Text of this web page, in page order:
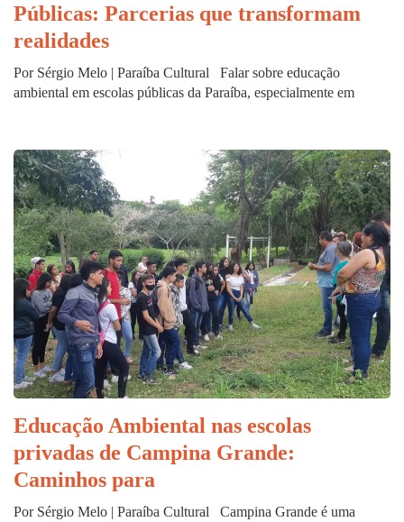
Públicas: Parcerias que transformam
realidades
Por Sérgio Melo | Paraíba Cultural Falar sobre educação
ambiental em escolas públicas da Paraíba, especialmente em
Educação Ambiental nas escolas
privadas de Campina Grande:
Caminhos para
Por Sérgio Melo | Paraíba Cultural Campina Grande é uma